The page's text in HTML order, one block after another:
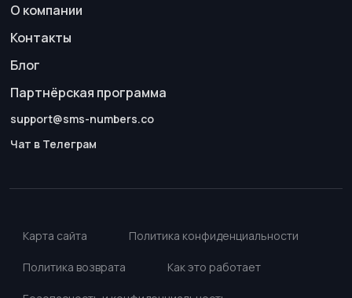
О компании
Контакты
Блог
Партнёрская программа
support@sms-numbers.co
Чат в Телеграм
Карта сайта Политика конфиденциальности
Политика возврата Как это работает